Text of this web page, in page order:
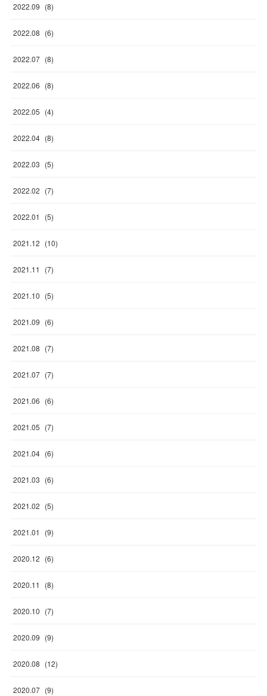
2022.09 (8)
2022.08 (6)
2022.07 (8)
2022.06 (8)
2022.05 (4)
2022.04 (8)
2022.03 (5)
2022.02 (7)
2022.01 (5)
2021.12 (10)
2021.11 (7)
2021.10 (5)
2021.09 (6)
2021.08 (7)
2021.07 (7)
2021.06 (6)
2021.05 (7)
2021.04 (6)
2021.03 (6)
2021.02 (5)
2021.01 (9)
2020.12 (6)
2020.11 (8)
2020.10 (7)
2020.09 (9)
2020.08 (12)
2020.07 (9)